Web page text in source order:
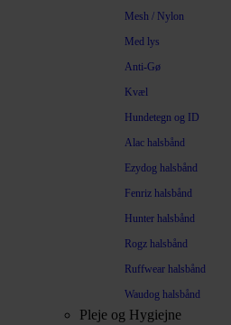
Mesh / Nylon
Med lys
Anti-Gø
Kvæl
Hundetegn og ID
Alac halsbånd
Ezydog halsbånd
Fenriz halsbånd
Hunter halsbånd
Rogz halsbånd
Ruffwear halsbånd
Waudog halsbånd
Pleje og Hygiejne